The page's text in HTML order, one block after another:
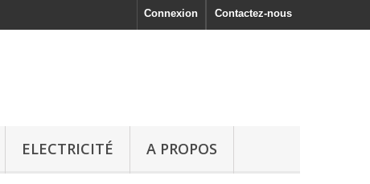
Contactez-nous
Connexion
ELECTRICITÉ A PROPOS